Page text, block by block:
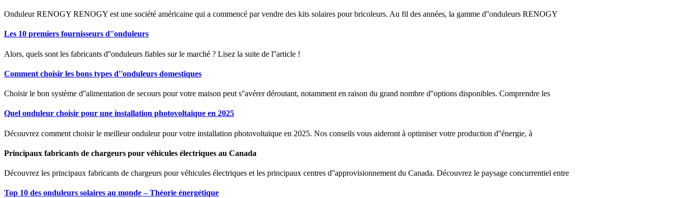
Onduleur RENOGY RENOGY est une société américaine qui a commencé par vendre des kits solaires pour bricoleurs. Au fil des années, la gamme d''onduleurs RENOGY
Les 10 premiers fournisseurs d''onduleurs
Alors, quels sont les fabricants d''onduleurs fiables sur le marché ? Lisez la suite de l''article !
Comment choisir les bons types d''onduleurs domestiques
Choisir le bon système d''alimentation de secours pour votre maison peut s''avérer déroutant, notamment en raison du grand nombre d''options disponibles. Comprendre les
Quel onduleur choisir pour une installation photovoltaïque en 2025
Découvrez comment choisir le meilleur onduleur pour votre installation photovoltaïque en 2025. Nos conseils vous aideront à optimiser votre production d''énergie, à
Principaux fabricants de chargeurs pour véhicules électriques au Canada
Découvrez les principaux fabricants de chargeurs pour véhicules électriques et les principaux centres d''approvisionnement du Canada. Découvrez le paysage concurrentiel entre
Top 10 des onduleurs solaires au monde – Théorie énergétique